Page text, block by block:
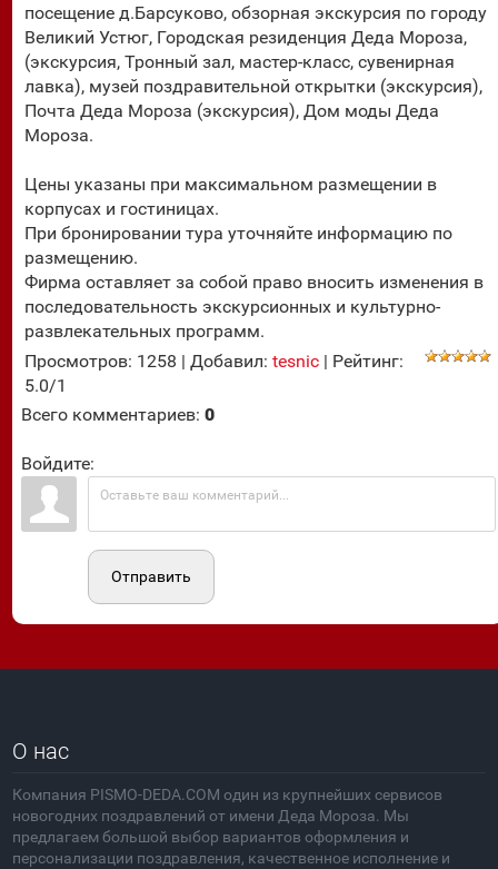
посещение д.Барсуково, обзорная экскурсия по городу
Великий Устюг, Городская резиденция Деда Мороза,
(экскурсия, Тронный зал, мастер-класс, сувенирная
лавка), музей поздравительной открытки (экскурсия),
Почта Деда Мороза (экскурсия), Дом моды Деда
Мороза.
Цены указаны при максимальном размещении в
корпусах и гостиницах.
При бронировании тура уточняйте информацию по
размещению.
Фирма оставляет за собой право вносить изменения в
последовательность экскурсионных и культурно-
развлекательных программ.
Просмотров: 1258 |Добавил: tesnic | Рейтинг:
5.0/1
Всего комментариев:0
Войдите:
Отправить
О нас
Компания PISMO-DEDA.COM один из крупнейших сервисов
новогодних поздравлений от имени Деда Мороза. Мы
предлагаем большой выбор вариантов оформления и
персонализации поздравления, качественное исполнение и